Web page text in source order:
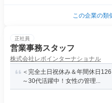
この企業の類
正社員
営業事務スタッフ
株式会社レボインターナショナル
＜完全土日祝休み＆年間休日
～30代活躍中！女性の管理...